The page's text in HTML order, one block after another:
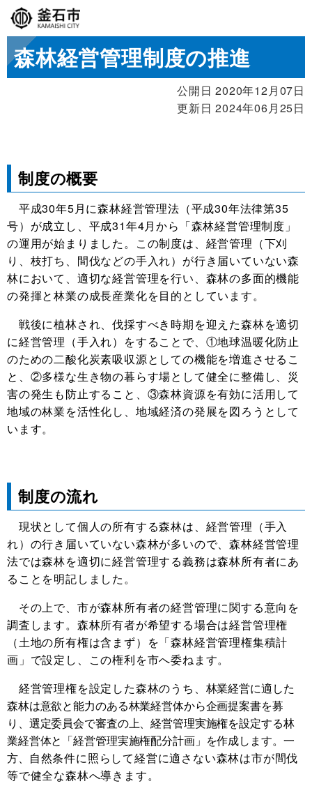
森林経営管理制度の推進
公開日 2020年12月07日
更新日 2024年06月25日
制度の概要
平成30年5月に森林経営管理法（平成30年法律第35
号）が成立し、平成31年4月から「森林経営管理制度」
の運用が始まりました。この制度は、経営管理（下刈
り、枝打ち、間伐などの手入れ）が行き届いていない森
林において、適切な経営管理を行い、森林の多面的機能
の発揮と林業の成長産業化を目的としています。
戦後に植林され、伐採すべき時期を迎えた森林を適切
に経営管理（手入れ）をすることで、①地球温暖化防止
のための二酸化炭素吸収源としての機能を増進させるこ
と、②多様な生き物の暮らす場として健全に整備し、災
害の発生も防止すること、③森林資源を有効に活用して
地域の林業を活性化し、地域経済の発展を図ろうとして
います。
制度の流れ
現状として個人の所有する森林は、経営管理（手入
れ）の行き届いていない森林が多いので、森林経営管理
法では森林を適切に経営管理する義務は森林所有者にあ
ることを明記しました。
その上で、市が森林所有者の経営管理に関する意向を
調査します。森林所有者が希望する場合は経営管理権
（土地の所有権は含まず）を「森林経営管理権集積計
画」で設定し、この権利を市へ委ねます。
経営管理権を設定した森林のうち、 林業経営に適した
森林は意欲と能力のある林業経営体から企画提案書を募
り、選定委員会で審査の上、経営管理実施権を設定する林
業経営体と「経営管理実施権配分計画」を作成します。一
方、 自然条件に照らして経営に適さない森林は市が間伐
等で健全な森林へ導きます。